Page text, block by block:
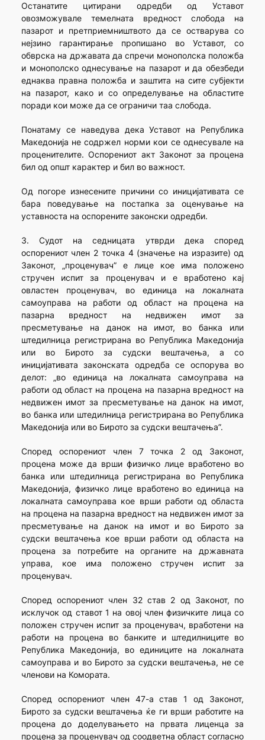
Останатите цитирани одредби од Уставот
овозможувале темелната вредност слобода на
пазарот и претприемништвото да се остварува со
нејзино гарантирање пропишано во Уставот, со
обврска на државата да спречи монополска положба
и монополско однесување на пазарот и да обезбеди
еднаква правна положба и заштита на сите субјекти
на пазарот, како и со определување на областите
поради кои може да се ограничи таа слобода.
Понатаму се наведува дека Уставот на Република
Македонија не содржел норми кои се однесувале на
проценителите. Оспорениот акт Законот за процена
бил од општ карактер и бил во важност.
Од погоре изнесените причини со иницијативата се
бара поведување на постапка за оценување на
уставноста на оспорените законски одредби.
3. Судот на седницата утврди дека според
оспорениот член 2 точка 4 (значење на изразите) од
Законот, „проценувач” е лице кое има положено
стручен испит за проценувач и е вработено кај
овластен проценувач, во единица на локалната
самоуправа на работи од област на процена на
пазарна вредност на недвижен имот за
пресметување на данок на имот, во банка или
штедилница регистрирана во Република Македонија
или во Бирото за судски вештачења, а со
иницијативата законската одредба се оспорува во
делот: „во единица на локалната самоуправа на
работи од област на процена на пазарна вредност на
недвижен имот за пресметување на данок на имот,
во банка или штедилница регистрирана во Република
Македонија или во Бирото за судски вештачења”.
Според оспорениот член 7 точка 2 од Законот,
процена може да врши физичко лице вработено во
банка или штедилница регистрирана во Република
Македонија, физичко лице вработено во единица на
локалната самоуправа кое врши работи од областа
на процена на пазарна вредност на недвижен имот за
пресметување на данок на имот и во Бирото за
судски вештачења кое врши работи од областа на
процена за потребите на органите на државната
управа, кое има положено стручен испит за
проценувач.
Според оспорениот член 32 став 2 од Законот, по
исклучок од ставот 1 на овој член физичките лица со
положен стручен испит за проценувач, вработени на
работи на процена во банките и штедилниците во
Република Македонија, во единиците на локалната
самоуправа и во Бирото за судски вештачења, не се
членови на Комората.
Според оспорениот член 47-а став 1 од Законот,
Бирото за судски вештачења ќе ги врши работите на
процена до доделувањето на првата лиценца за
процена за проценувач од соодветна област согласно